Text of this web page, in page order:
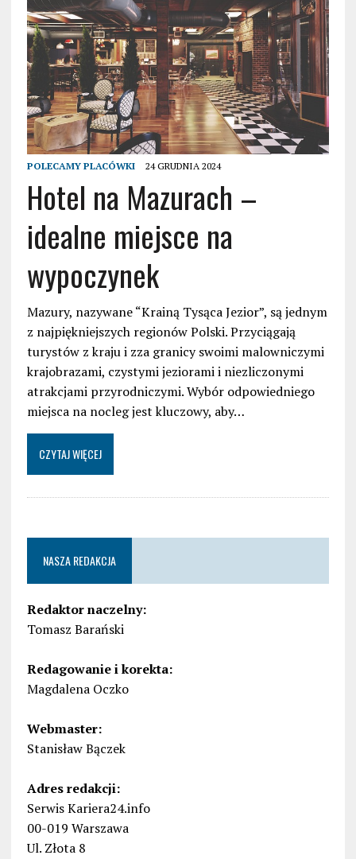
POLECAMY PLACÓWKI 24 GRUDNIA 2024
Hotel na Mazurach –
idealne miejsce na
wypoczynek
Mazury, nazywane “Krainą Tysąca Jezior”, są jednym
z najpiękniejszych regionów Polski. Przyciągają
turystów z kraju i zza granicy swoimi malowniczymi
krajobrazami, czystymi jeziorami i niezliczonymi
atrakcjami przyrodniczymi. Wybór odpowiedniego
miejsca na nocleg jest kluczowy, aby…
CZYTAJ WIĘCEJ
NASZA REDAKCJA
Redaktor naczelny:
Tomasz Barański
Redagowanie i korekta:
Magdalena Oczko
Webmaster:
Stanisław Bączek
Adres redakcji:
Serwis Kariera24.info
00-019 Warszawa
Ul. Złota 8